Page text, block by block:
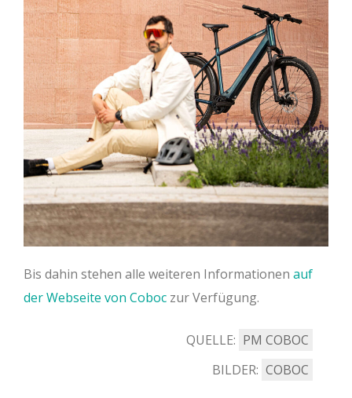
Bis dahin stehen alle weiteren Informationen auf
der Webseite von Coboc zur Verfügung.
QUELLE: PM COBOC
BILDER: COBOC